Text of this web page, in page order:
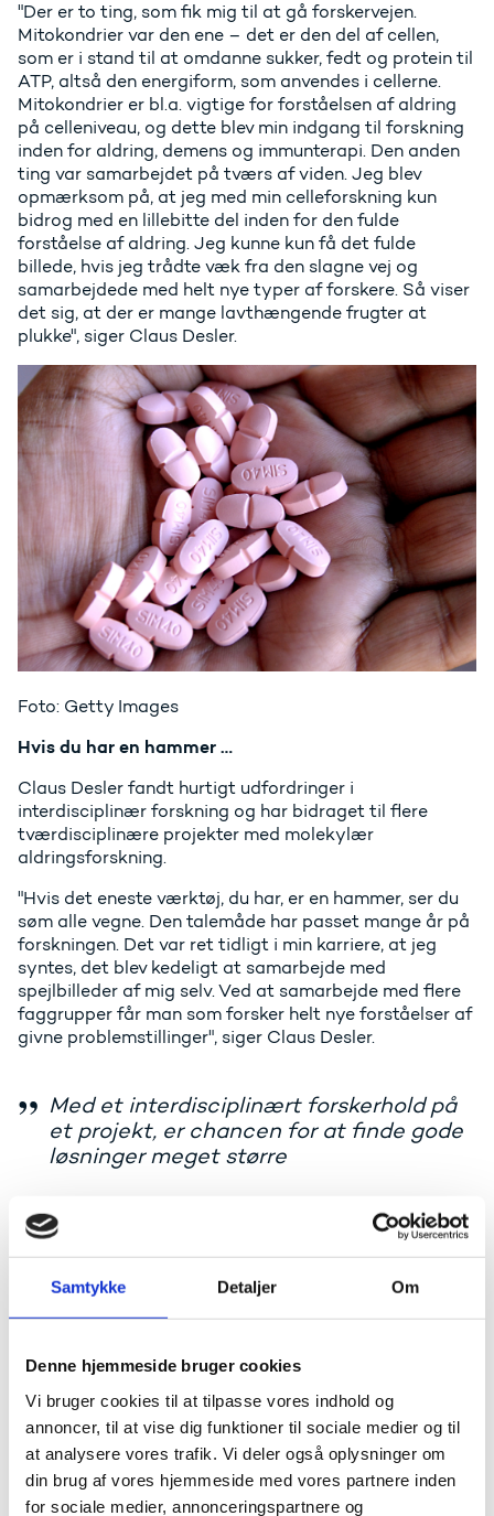
Samtykke Detaljer Om
Denne hjemmeside bruger cookies
Vi bruger cookies til at tilpasse vores indhold og
annoncer, til at vise dig funktioner til sociale medier og til
at analysere vores trafik. Vi deler også oplysninger om
din brug af vores hjemmeside med vores partnere inden
for sociale medier, annonceringspartnere og
"Der er to ting, som fik mig til at gå forskervejen.
Mitokondrier var den ene – det er den del af cellen,
som er i stand til at omdanne sukker, fedt og protein til
ATP, altså den energiform, som anvendes i cellerne.
Mitokondrier er bl.a. vigtige for forståelsen af aldring
på celleniveau, og dette blev min indgang til forskning
inden for aldring, demens og immunterapi. Den anden
ting var samarbejdet på tværs af viden. Jeg blev
opmærksom på, at jeg med min celleforskning kun
bidrog med en lillebitte del inden for den fulde
forståelse af aldring. Jeg kunne kun få det fulde
billede, hvis jeg trådte væk fra den slagne vej og
samarbejdede med helt nye typer af forskere. Så viser
det sig, at der er mange lavthængende frugter at
plukke", siger Claus Desler.
Foto: Getty Images
Hvis du har en hammer …
Claus Desler fandt hurtigt udfordringer i
interdisciplinær forskning og har bidraget til flere
tværdisciplinære projekter med molekylær
aldringsforskning.
"Hvis det eneste værktøj, du har, er en hammer, ser du
søm alle vegne. Den talemåde har passet mange år på
forskningen. Det var ret tidligt i min karriere, at jeg
syntes, det blev kedeligt at samarbejde med
spejlbilleder af mig selv. Ved at samarbejde med flere
faggrupper får man som forsker helt nye forståelser af
givne problemstillinger", siger Claus Desler.
Med et interdisciplinært forskerhold på
et projekt, er chancen for at finde gode
løsninger meget større
I Horizon Europe-projektet er der mange forskellige
"Jeg har forsket med antropologer, filosoffer,
socialøkonomer, adfærdsforskere, læger,
energier. Tilbage til hammeren og sømmet. Hvis en
læge ser en syg, tænker han: Den syge skal helbredes
på sygehus eller med medicin. Økonomen tænker: Kan
det betale sig at helbrede den syge? Med et
interdisciplinært forskerhold på et projekt, er chancen
for at finde gode løsninger meget større", siger Claus
Desler.